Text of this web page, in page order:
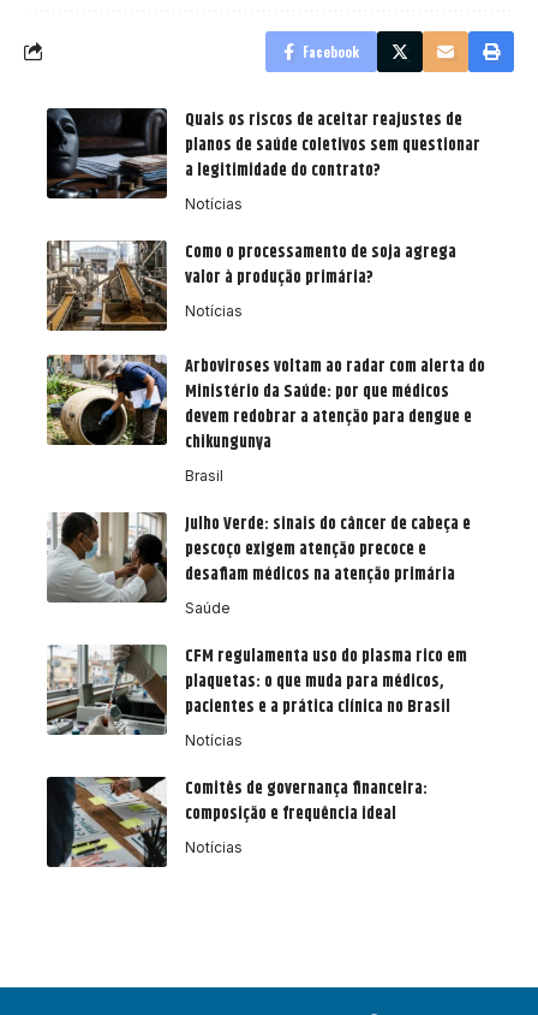
Facebook
Quais os riscos de aceitar reajustes de
planos de saúde coletivos sem questionar
a legitimidade do contrato?
Notícias
Como o processamento de soja agrega
valor à produção primária?
Notícias
Arboviroses voltam ao radar com alerta do
Ministério da Saúde: por que médicos
devem redobrar a atenção para dengue e
chikungunya
Brasil
Julho Verde: sinais do câncer de cabeça e
pescoço exigem atenção precoce e
desafiam médicos na atenção primária
Saúde
CFM regulamenta uso do plasma rico em
plaquetas: o que muda para médicos,
pacientes e a prática clínica no Brasil
Notícias
Comitês de governança financeira:
composição e frequência ideal
Notícias